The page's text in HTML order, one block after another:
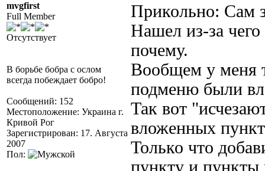
mvgfirst
Full Member
Отсутствует
В борьбе бобра с ослом
всегда побеждает бобро!
Сообщений: 152
Местоположение: Украина г.
Кривой Рог
Зарегистрирован: 17. Августа
2007
Пол:
Прикольно: Сам
Нашел из-за
почему.
Вообщем у меня
подменю были
Так вот
вложенных
Только что
пункту и пункты